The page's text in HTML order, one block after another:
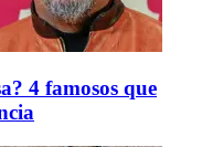
4 famosos que